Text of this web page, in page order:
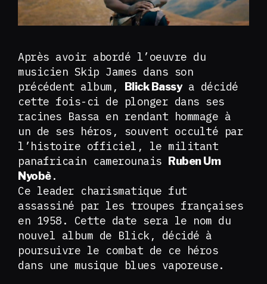
Après avoir abordé l’oeuvre du
musicien Skip James dans son
précédent album,
Blick Bassya décidé
cette fois-ci de plonger dans ses
racines Bassa en rendant hommage à
un de ses héros, souvent occulté par
l’histoire officiel, le militant
panafricain camerounais
Ruben Um
Nyobè.
Ce leader charismatique fut
assassiné par les troupes françaises
en 1958. Cette date sera le nom du
nouvel album de Blick, décidé à
poursuivre le combat de ce héros
dans une musique blues vaporeuse.